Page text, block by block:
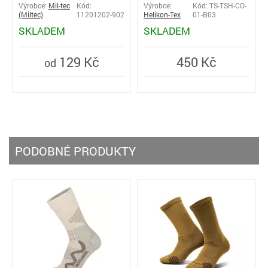
Výrobce: Mil-tec
(Miltec)
Kód:
11201202-902
SKLADEM
od 129 Kč
Výrobce:
Helikon-Tex
Kód: TS-TSH-CO-
01-B03
SKLADEM
450 Kč
PODOBNÉ PRODUKTY